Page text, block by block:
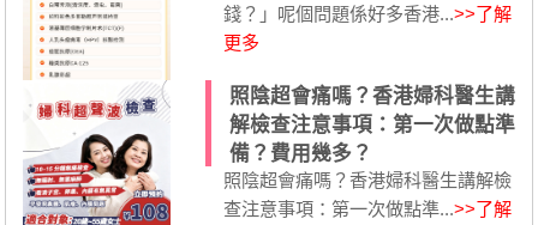
錢？」呢個問題係好多香港...>>了解
更多
照陰超會痛嗎？香港婦科醫生講
解檢查注意事項：第一次做點準
備？費用幾多？
照陰超會痛嗎？香港婦科醫生講解檢
查注意事項：第一次做點準...>>了解